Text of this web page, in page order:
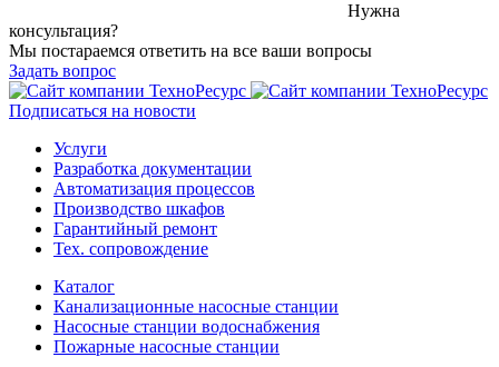
Нужна
консультация?
Мы постараемся ответить на все ваши вопросы
Задать вопрос
Подписаться на новости
Услуги
Разработка документации
Автоматизация процессов
Производство шкафов
Гарантийный ремонт
Тех. сопровождение
Каталог
Канализационные насосные станции
Насосные станции водоснабжения
Пожарные насосные станции